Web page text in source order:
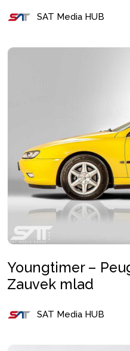
SAT Media HUB
Youngtimer –
Zauvek mlad
SAT Media HUB